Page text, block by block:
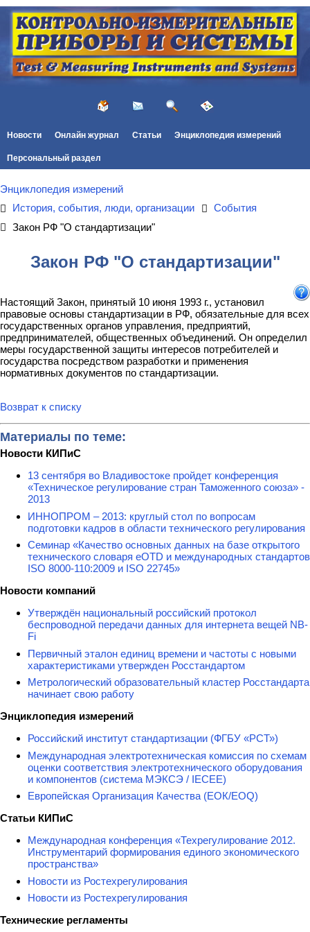
Новости Онлайн журнал Статьи Энциклопедия измерений
Персональный раздел
Энциклопедия измерений
История, события, люди, организации
События
Закон РФ "О стандартизации"
Закон РФ "О стандартизации"
Настоящий Закон, принятый 10 июня 1993 г., установил
правовые основы стандартизации в РФ, обязательные для всех
государственных органов управления, предприятий,
предпринимателей, общественных объединений. Он определил
меры государственной защиты интересов потребителей и
государства посредством разработки и применения
нормативных документов по стандартизации.
Возврат к списку
Материалы по теме:
Новости КИПиС
13 сентября во Владивостоке пройдет конференция
«Техническое регулирование стран Таможенного союза» -
2013
ИННОПРОМ – 2013: круглый стол по вопросам
подготовки кадров в области технического регулирования
Семинар «Качество основных данных на базе открытого
технического словаря eOTD и международных стандартов
ISO 8000-110:2009 и ISO 22745»
Новости компаний
Утверждён национальный российский протокол
беспроводной передачи данных для интернета вещей NB-
Fi
Первичный эталон единиц времени и частоты с новыми
характеристиками утвержден Росстандартом
Метрологический образовательный кластер Росстандарта
начинает свою работу
Энциклопедия измерений
Российский институт стандартизации (ФГБУ «РСТ»)
Международная электротехническая комиссия по схемам
оценки соответствия электротехнического оборудования
и компонентов (система МЭКСЭ / IECEE)
Европейская Организация Качества (ЕОК/EOQ)
Статьи КИПиС
Международная конференция «Техрегулирование 2012.
Инструментарий формирования единого экономического
пространства»
Новости из Ростехрегулирования
Новости из Ростехрегулирования
Технические регламенты